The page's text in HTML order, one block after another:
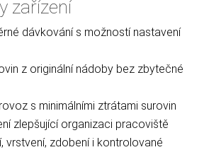
zařízení
dávkování s možností nastavení
z originální nádoby bez zbytečné
s minimálními ztrátami surovin
zlepšující organizaci pracoviště
vrstvení, zdobení i kontrolované